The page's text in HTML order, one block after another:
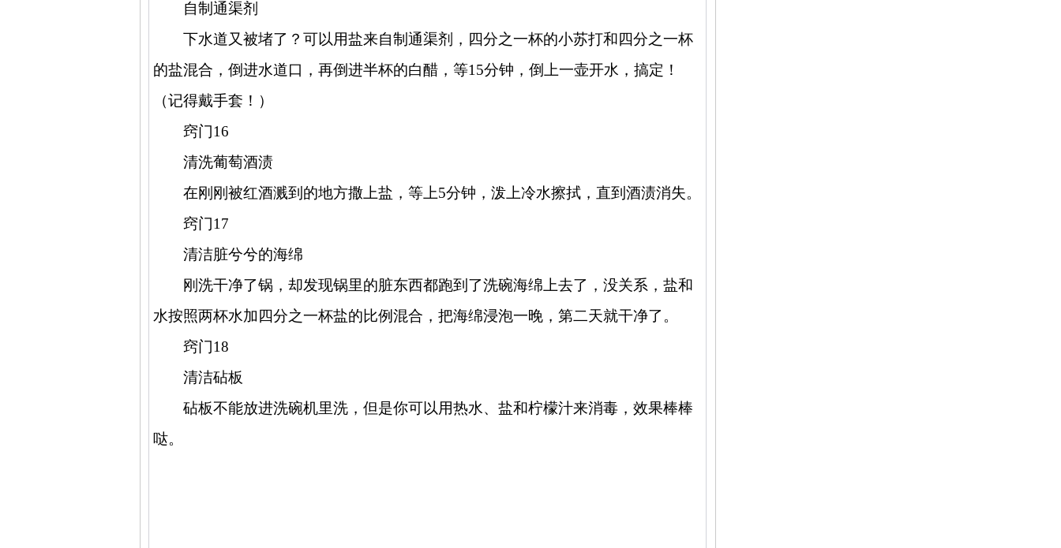
自制通渠剂
下水道又被堵了？可以用盐来自制通渠剂，四分之一杯的小苏打和四分之一杯
的盐混合，倒进水道口，再倒进半杯的白醋，等15分钟，倒上一壶开水，搞定！
（记得戴手套！）
窍门16
清洗葡萄酒渍
在刚刚被红酒溅到的地方撒上盐，等上5分钟，泼上冷水擦拭，直到酒渍消失。
窍门17
清洁脏兮兮的海绵
刚洗干净了锅，却发现锅里的脏东西都跑到了洗碗海绵上去了，没关系，盐和
水按照两杯水加四分之一杯盐的比例混合，把海绵浸泡一晚，第二天就干净了。
窍门18
清洁砧板
砧板不能放进洗碗机里洗，但是你可以用热水、盐和柠檬汁来消毒，效果棒棒
哒。